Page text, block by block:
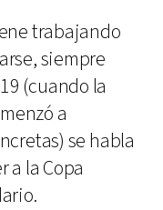
trabajando
siempre
(cuando la
a
se habla
a la Copa